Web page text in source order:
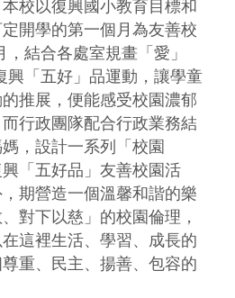
校以復興國小教育目標和
開學的第一個月為友善校
結合各處室規畫「愛」
興「五好」品運動，讓學童
推展，便能感受校園濃郁
行政團隊配合行政業務結
，設計一系列「校園
「五好品」友善校園活
期營造一個溫馨和諧的樂
對下以慈」的校園倫理，
這裡生活、學習、成長的
重、民主、揚善、包容的